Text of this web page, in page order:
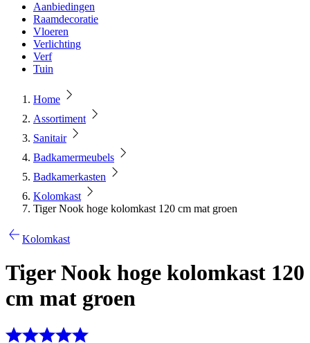
Aanbiedingen
Raamdecoratie
Vloeren
Verlichting
Verf
Tuin
Home
Assortiment
Sanitair
Badkamermeubels
Badkamerkasten
Kolomkast
Tiger Nook hoge kolomkast 120 cm mat groen
Kolomkast
Tiger Nook hoge kolomkast 120
cm mat groen